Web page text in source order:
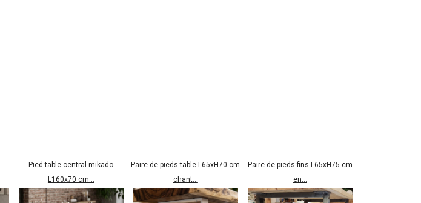
Pied table central mikado
L160x70 cm...
Paire de pieds table L65xH70 cm
chant...
Paire de pieds fins L65xH75 cm
en...